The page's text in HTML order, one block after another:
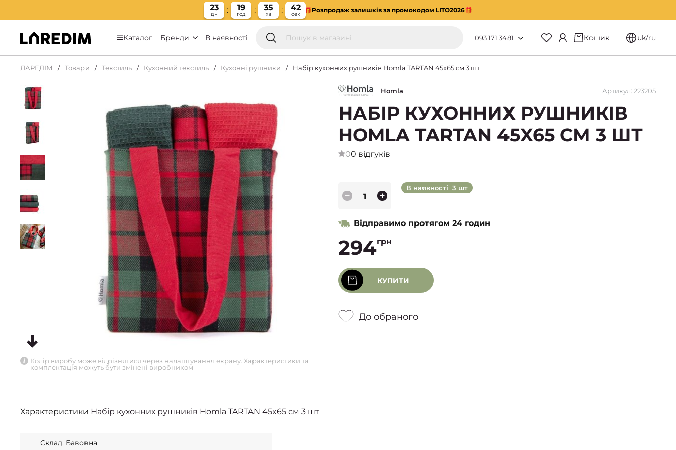
23
дн
19
год
35
хв
41
сек
🎁Розпродаж залишків за промокодом LITO2026🎁
Каталог Бренди В наявності 093 171 3481 Кошик uk/ru
ЛАРЕДІМ Товари Текстиль Кухонний текстиль Кухонні рушники Набір кухонних рушників Homla TARTAN 45x65 см 3 шт
Колір виробу може відрізнятися через налаштування екрану. Характеристики та
комплектація можуть бути змінені виробником
Homla Артикул: 223205
НАБІР КУХОННИХ РУШНИКІВ
HOMLA TARTAN 45X65 СМ 3 ШТ
00 відгуків
В наявності 3 шт
Відправимо протягом 24 годин
294грн
КУПИТИ
До обраного
Характеристики Набір кухонних рушників Homla TARTAN 45x65 см 3 шт
Склад: Бавовна